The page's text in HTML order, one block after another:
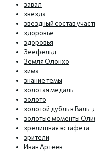
завал
звезда
звездный состав
здоровье
здоровья
Зеефельд
Земля Олонхо
зима
знание темы
золотая медаль
золото
золотой дубль в
золотые моменты
зрелищная эстафета
зрители
Иван Артеев